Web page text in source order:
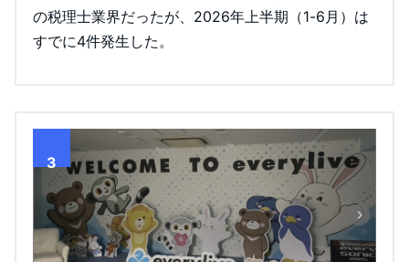
の税理士業界だったが、2026年上半期（1-6月）は
すでに4件発生した。
3